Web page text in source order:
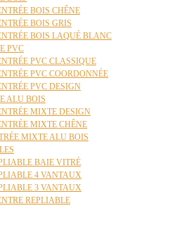
BOIS CHÊNE
BOIS GRIS
BOIS LAQUÉ BLANC
PVC
PVC CLASSIQUE
PVC COORDONNÉE
PVC DESIGN
ALU BOIS
MIXTE DESIGN
MIXTE CHÊNE
MIXTE ALU BOIS
BAIE VITRÉ
4 VANTAUX
3 VANTAUX
REPLIABLE